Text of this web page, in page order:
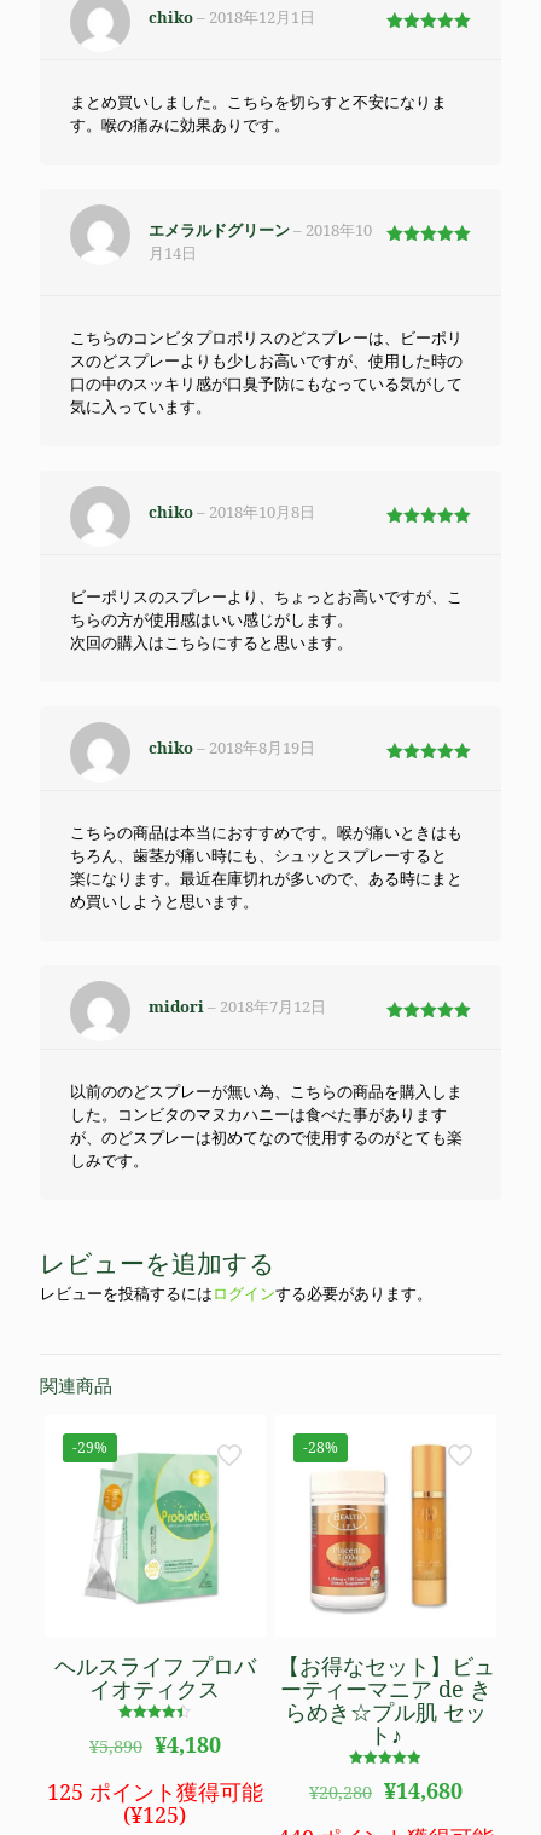
chiko– 2018年12月1日
まとめ買いしました。こちらを切らすと不安になりま
す。喉の痛みに効果ありです。
エメラルドグリーン– 2018年10
月14日
こちらのコンビタプロポリスのどスプレーは、ビーポリ
スのどスプレーよりも少しお高いですが、使用した時の
口の中のスッキリ感が口臭予防にもなっている気がして
気に入っています。
chiko– 2018年10月8日
ビーポリスのスプレーより、ちょっとお高いですが、こ
ちらの方が使用感はいい感じがします。
次回の購入はこちらにすると思います。
chiko– 2018年8月19日
こちらの商品は本当におすすめです。喉が痛いときはも
ちろん、歯茎が痛い時にも、シュッとスプレーすると
楽になります。最近在庫切れが多いので、ある時にまと
め買いしようと思います。
midori– 2018年7月12日
以前ののどスプレーが無い為、こちらの商品を購入しま
した。コンビタのマヌカハニーは食べた事があります
が、のどスプレーは初めてなので使用するのがとても楽
しみです。
レビューを追加する
レビューを投稿するにはログインする必要があります。
関連商品
-29%
ヘルスライフ プロバ
イオティクス
4.40
¥5,890 元
価
格
¥4,180現
の
価
125 ポイント獲得可能
(¥125)
-28%
【お得なセット】ビュ
ーティーマニア de き
らめき☆プル肌 セッ
ト♪
4.83
¥20,280 元
¥14,680現